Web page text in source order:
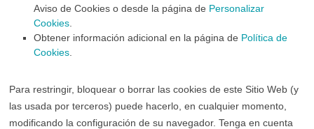
Aviso de Cookies o desde la página de Personalizar
Cookies
Obtener información adicional en la página de Política de
Cookies
Para restringir, bloquear o borrar las cookies de este Sitio Web (y
las usada por terceros) puede hacerlo, en cualquier momento,
modificando la configuración de su navegador. Tenga en cuenta